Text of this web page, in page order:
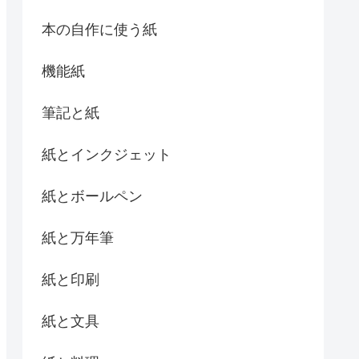
本の自作に使う紙
機能紙
筆記と紙
紙とインクジェット
紙とボールペン
紙と万年筆
紙と印刷
紙と文具